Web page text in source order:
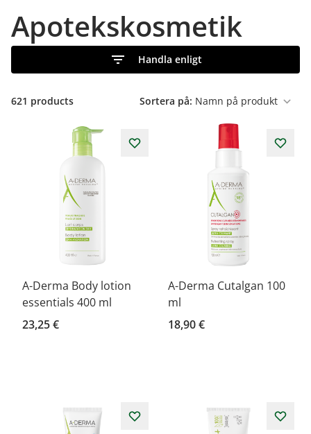
Apotekskosmetik
Handla enligt
621 products Sortera på:
A-Derma Body lotion
essentials 400 ml
23,25 €
A-Derma Cutalgan 100
ml
18,90 €